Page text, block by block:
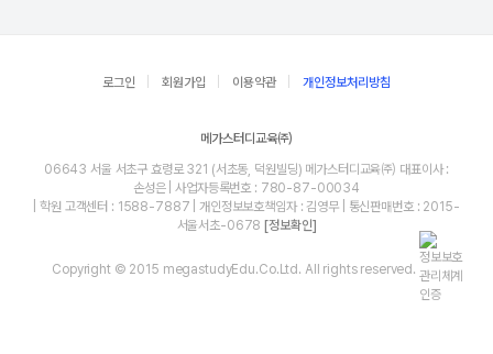
로그인 회원가입 이용약관 개인정보처리방침
메가스터디교육㈜
06643 서울 서초구 효령로 321 (서초동, 덕원빌딩) 메가스터디교육㈜ 대표이사 :
손성은 | 사업자등록번호 : 780-87-00034
| 학원 고객센터 : 1588-7887 | 개인정보보호책임자 : 김영무 | 통신판매번호 : 2015-
서울서초-0678 [정보확인]
Copyright © 2015 megastudyEdu.Co.Ltd. All rights reserved.